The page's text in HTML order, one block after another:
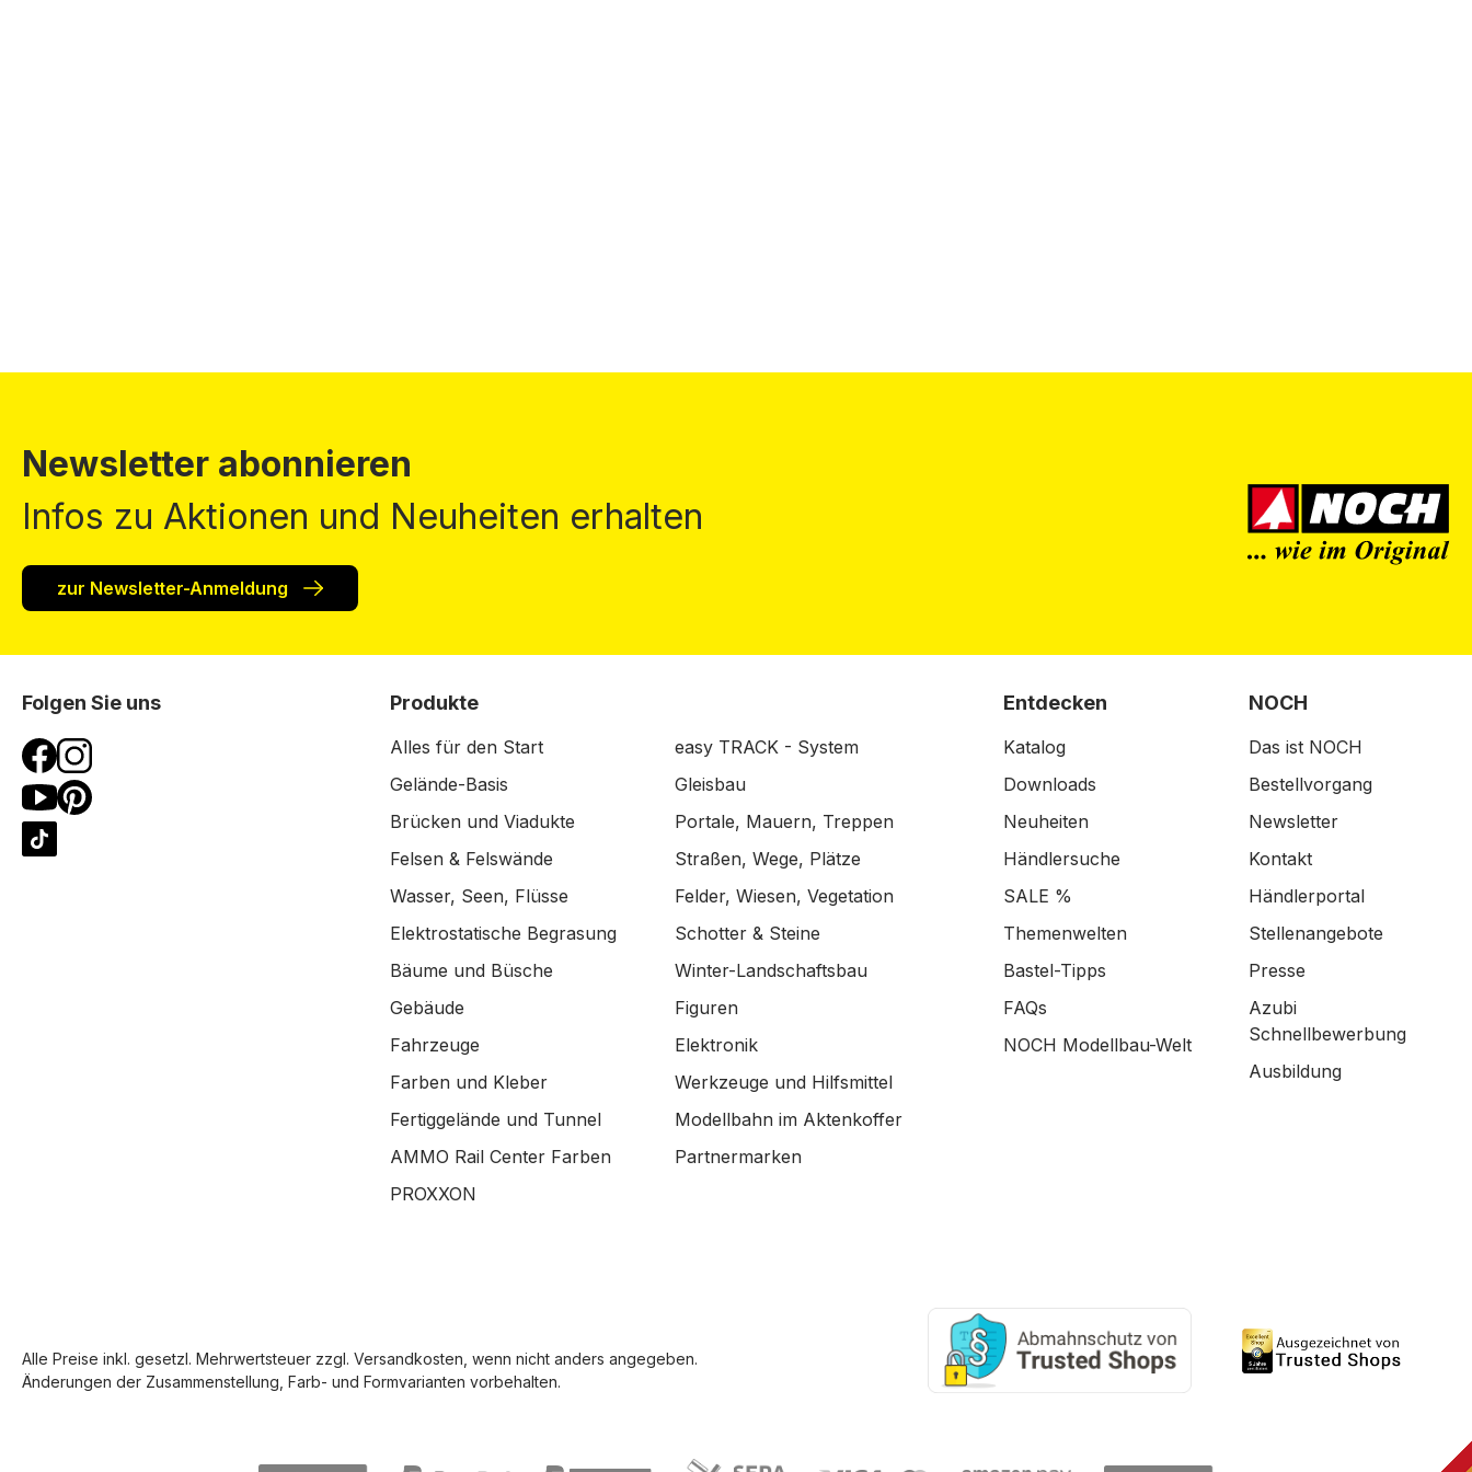
Newsletter abonnieren
Infos zu Aktionen und Neuheiten erhalten
zur Newsletter-Anmeldung
Folgen Sie uns Produkte
Alles für den Start
easy TRACK - System
Gelände-Basis
Gleisbau
Brücken und Viadukte
Portale, Mauern, Treppen
Felsen & Felswände
Straßen, Wege, Plätze
Wasser, Seen, Flüsse
Felder, Wiesen, Vegetation
Elektrostatische Begrasung
Schotter & Steine
Bäume und Büsche
Winter-Landschaftsbau
Gebäude
Figuren
Fahrzeuge
Elektronik
Farben und Kleber
Werkzeuge und Hilfsmittel
Fertiggelände und Tunnel
Modellbahn im Aktenkoffer
AMMO Rail Center Farben
Partnermarken
PROXXON
Entdecken
Katalog
Downloads
Neuheiten
Händlersuche
SALE %
Themenwelten
Bastel-Tipps
FAQs
NOCH Modellbau-Welt
NOCH
Das ist NOCH
Bestellvorgang
Newsletter
Kontakt
Händlerportal
Stellenangebote
Presse
Azubi
Schnellbewerbung
Ausbildung
Alle Preise inkl. gesetzl. Mehrwertsteuer zzgl. Versandkosten , wenn nicht anders angegeben.
Änderungen der Zusammenstellung, Farb- und Formvarianten vorbehalten.